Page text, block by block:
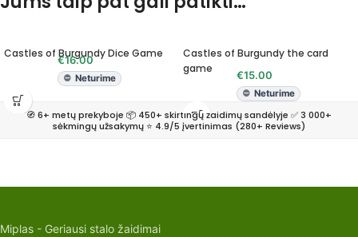
Castles of Burgundy Dice Game
€16.00
Neturime
Castles of Burgundy the card
game
€15.00
Neturime
🧭 6+ metų prekyboje 📦 450+ skirtingų žaidimų sandėlyje ✅ 3 000+
sėkmingų užsakymų ⭐ 4.9/5 įvertinimas (280+ Reviews)
Miplas - Geriausi stalo žaidimai